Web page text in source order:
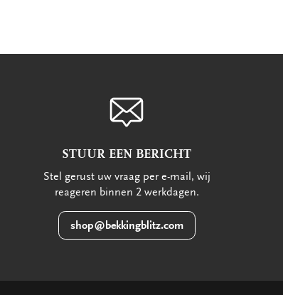
STUUR EEN BERICHT
Stel gerust uw vraag per e-mail, wij
reageren binnen 2 werkdagen.
shop@bekkingblitz.com